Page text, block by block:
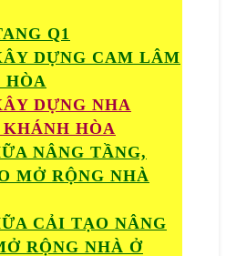
Q1
DỰNG CAM LÂM
HÒA
DỰNG NHA
KHÁNH HÒA
NÂNG TẦNG,
MỞ RỘNG NHÀ
CẢI TẠO NÂNG
RỘNG NHÀ Ở